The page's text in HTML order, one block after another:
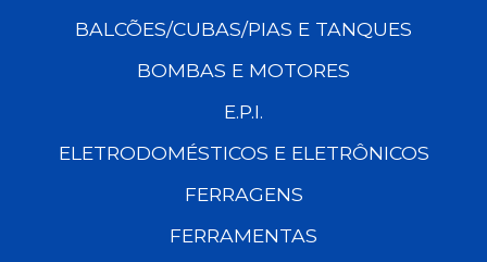
BALCÕES/CUBAS/PIAS E TANQUES
BOMBAS E MOTORES
E.P.I.
ELETRODOMÉSTICOS E ELETRÔNICOS
FERRAGENS
FERRAMENTAS